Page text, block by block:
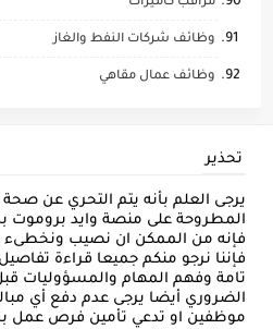
مراقب كاميرات
وظائف شركات النفط والغاز
وظائف عمال مقاهي
تحذير
يرجى العلم بأنه يتم التحري عن صحة
المطروحة على منصة وايد بروموت
فإنه من الممكن ان نصيب ونخطىء
فإننا نرجو منكم جميعا قراءة
تامة وفهم المهام والمسؤوليات
الضروري أيضا يرجى عدم دفع أي
موظفين او تدعي تأمين فرص عمل